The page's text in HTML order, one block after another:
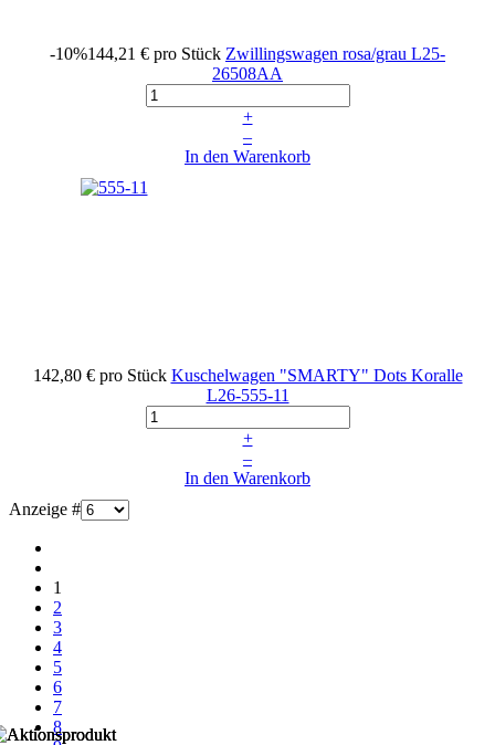
-10%144,21 € pro Stück Zwillingswagen rosa/grau L25-
26508AA
+
–
In den Warenkorb
142,80 € pro Stück Kuschelwagen "SMARTY" Dots Koralle
L26-555-11
+
–
In den Warenkorb
Anzeige #
1
2
3
4
5
6
7
8